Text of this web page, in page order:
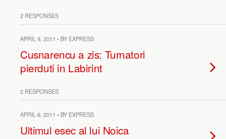
2 RESPONSES
APRIL 9, 2011 • BY EXPRESS
Cusnarencu a zis: Turnatori
pierduti in Labirint
2 RESPONSES
APRIL 6, 2011 • BY EXPRESS
Ultimul esec al lui Noica